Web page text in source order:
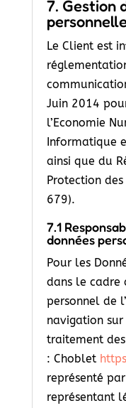
7. Gestion
Le Client est
Juin 2014
l’Economie
Informatique
ainsi que du
Protection des
679).
7.1
données
Pour les
dans le cadre
personnel de
navigation
traitement
: Choblet
représenté
représentant